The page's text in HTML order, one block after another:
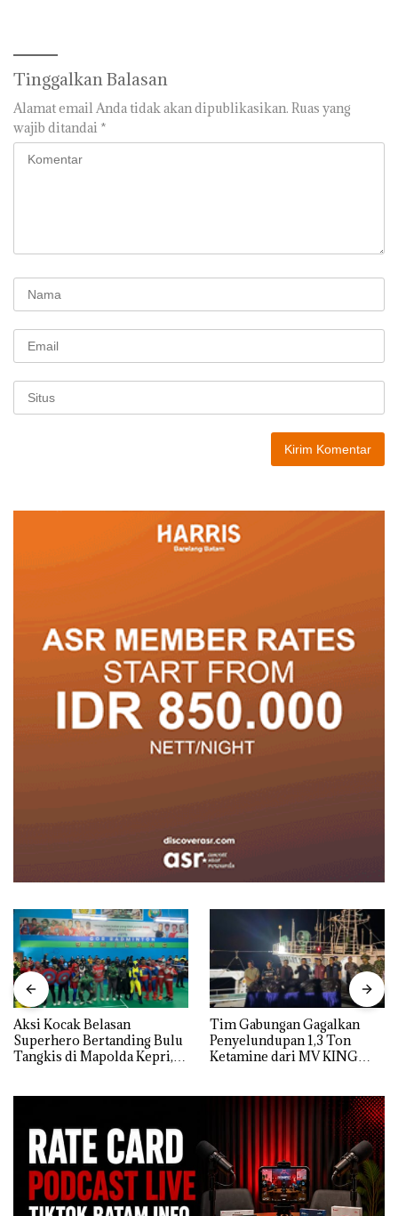
Tinggalkan Balasan
Alamat email Anda tidak akan dipublikasikan. Ruas yang
wajib ditandai *
Aksi Kocak Belasan
Superhero Bertanding Bulu
Tangkis di Mapolda Kepri,
Tim Gabungan Gagalkan
Penyelundupan 1,3 Ton
Ketamine dari MV KING